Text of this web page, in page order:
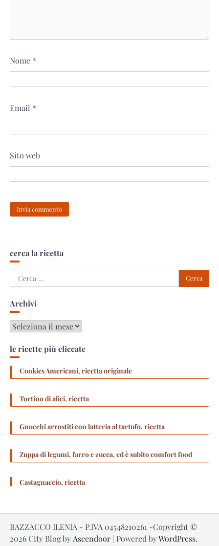
Nome *
Email *
Sito web
cerca la ricetta
Ricerca
per:
Archivi
Archivi
le ricette più cliccate
Cookies Americani, ricetta originale
Tortino di alici, ricetta
Gnocchi arrostiti con latteria al tartufo, ricetta
Zuppa di legumi, farro e zucca, ed è subito comfort food
Castagnaccio, ricetta
BAZZACCO ILENIA - P.IVA 04548210261 -Copyright ©
2026City Blog by Ascendoor | Powered byWordPress.